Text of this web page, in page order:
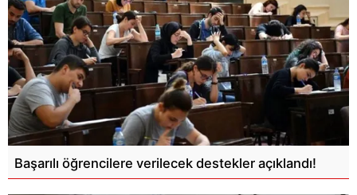
Başarılı öğrencilere verilecek destekler açıklandı!